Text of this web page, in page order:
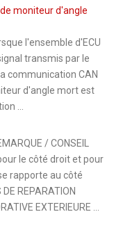
moniteur d'angle
l'ensemble d'ECU
transmis par le
communication CAN
d'angle mort est
...
/ CONSEIL
le côté droit et pour
rapporte au côté
REPARATION
EXTERIEURE ...